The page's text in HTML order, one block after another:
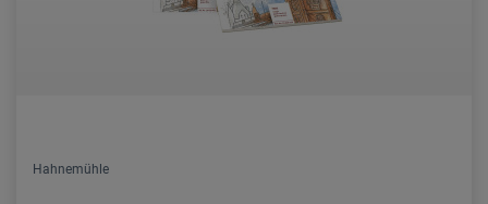
Hahnemühle